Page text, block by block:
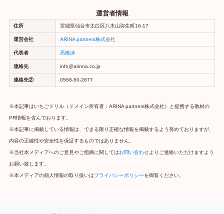
運営者情報
住所 宮城県仙台市太白区八木山弥生町16-17
運営会社 ARINA partners株式会社
代表者 高橋渉
連絡先 info@arinna.co.jp
連絡先② 0568-50-2677
※本記事はいちごドリル（ドメイン所有者：ARINA partners株式会社）と提携する教材の
PR情報を含んでおります。
※本記事に掲載している情報は、できる限り正確な情報を掲載するよう努めておりますが、
内容の正確性や安全性を保証するものではありません。
※当社本メディアへのご意見やご指摘に関してはお問い合わせよりご連絡いただけますよう
お願い致します。
※本メディアの個人情報の取り扱いはプライバシーポリシーを御覧ください。